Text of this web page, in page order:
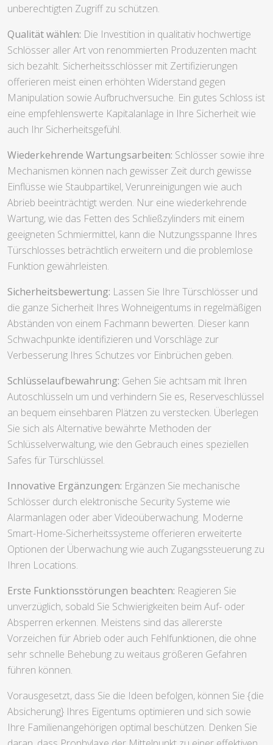
unberechtigten Zugriff zu schützen.
Qualität wählen: Die Investition in qualitativ hochwertige
Schlösser aller Art von renommierten Produzenten macht
sich bezahlt. Sicherheitsschlösser mit Zertifizierungen
offerieren meist einen erhöhten Widerstand gegen
Manipulation sowie Aufbruchversuche. Ein gutes Schloss ist
eine empfehlenswerte Kapitalanlage in Ihre Sicherheit wie
auch Ihr Sicherheitsgefühl.
Wiederkehrende Wartungsarbeiten: Schlösser sowie ihre
Mechanismen können nach gewisser Zeit durch gewisse
Einflüsse wie Staubpartikel, Verunreinigungen wie auch
Abrieb beeinträchtigt werden. Nur eine wiederkehrende
Wartung, wie das Fetten des Schließzylinders mit einem
geeigneten Schmiermittel, kann die Nutzungsspanne Ihres
Türschlosses beträchtlich erweitern und die problemlose
Funktion gewährleisten.
Sicherheitsbewertung: Lassen Sie Ihre Türschlösser und
die ganze Sicherheit Ihres Wohneigentums in regelmäßigen
Abständen von einem Fachmann bewerten. Dieser kann
Schwachpunkte identifizieren und Vorschläge zur
Verbesserung Ihres Schutzes vor Einbrüchen geben.
Schlüsselaufbewahrung: Gehen Sie achtsam mit Ihren
Autoschlüsseln um und verhindern Sie es, Reserveschlüssel
an bequem einsehbaren Plätzen zu verstecken. Überlegen
Sie sich als Alternative bewährte Methoden der
Schlüsselverwaltung, wie den Gebrauch eines speziellen
Safes für Türschlüssel.
Innovative Ergänzungen: Ergänzen Sie mechanische
Schlösser durch elektronische Security Systeme wie
Alarmanlagen oder aber Videoüberwachung. Moderne
Smart-Home-Sicherheitssysteme offerieren erweiterte
Optionen der Überwachung wie auch Zugangssteuerung zu
Ihren Locations.
Erste Funktionsstörungen beachten: Reagieren Sie
unverzüglich, sobald Sie Schwierigkeiten beim Auf- oder
Absperren erkennen. Meistens sind das allererste
Vorzeichen für Abrieb oder auch Fehlfunktionen, die ohne
sehr schnelle Behebung zu weitaus größeren Gefahren
führen können.
Vorausgesetzt, dass Sie die Ideen befolgen, können Sie {die
Absicherung} Ihres Eigentums optimieren und sich sowie
Ihre Familienangehörigen optimal beschützen. Denken Sie